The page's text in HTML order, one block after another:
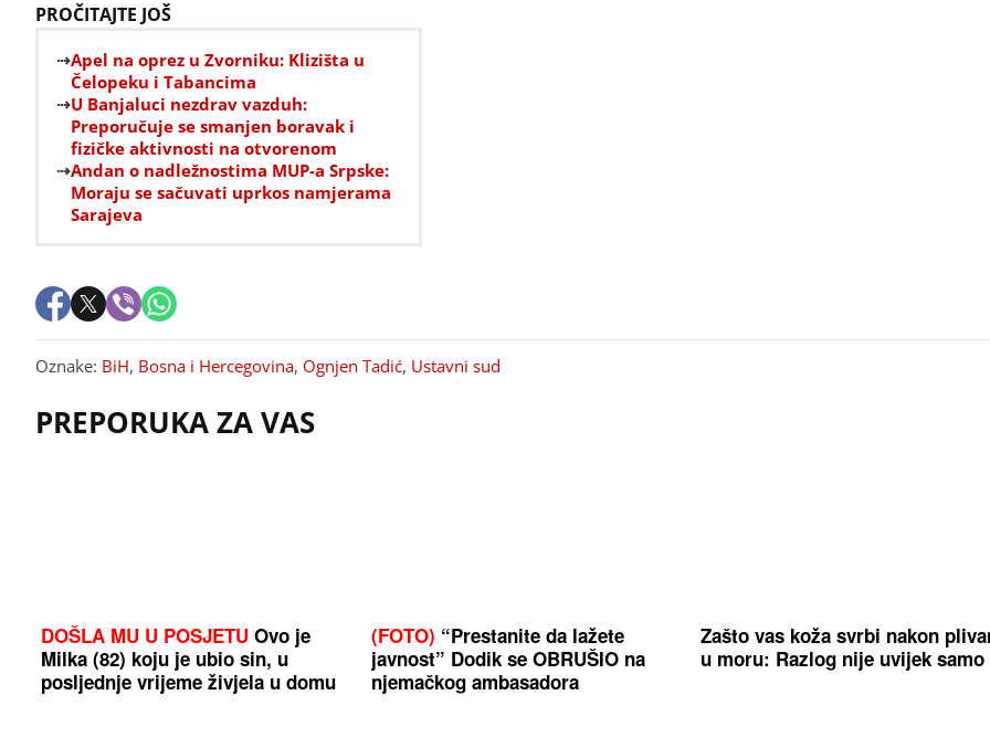
PROČITAJTE JOŠ
Apel na oprez u Zvorniku: Klizišta u
Čelopeku i Tabancima
U Banjaluci nezdrav vazduh:
Preporučuje se smanjen boravak i
fizičke aktivnosti na otvorenom
Andan o nadležnostima MUP-a Srpske:
Moraju se sačuvati uprkos namjerama
Sarajeva
Oznake: BiH, Bosna i Hercegovina, Ognjen Tadić, Ustavni sud
PREPORUKA ZA VAS
DOŠLA MU U POSJETU Ovo je
Milka (82) koju je ubio sin, u
posljednje vrijeme živjela u domu
(FOTO) “Prestanite da lažete
javnost” Dodik se OBRUŠIO na
njemačkog ambasadora
Zašto vas koža svrbi nakon
u moru: Razlog nije uvijek samo